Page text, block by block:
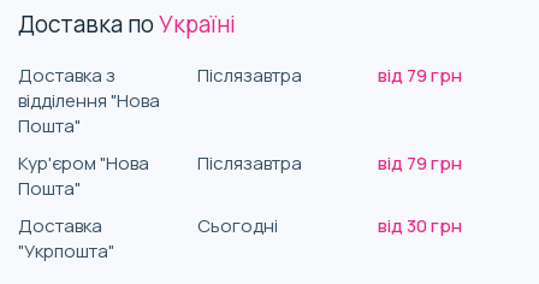
Доставка поУкраїні
Доставка з
відділення "Нова
Пошта"
Післязавтра від 79 грн
Кур'єром "Нова
Пошта"
Післязавтра від 79 грн
Доставка
"Укрпошта"
Сьогодні від 30 грн